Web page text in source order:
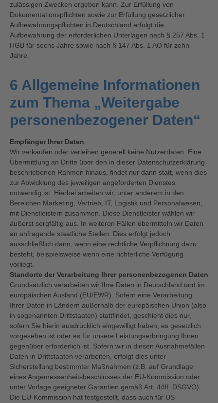
zulässigen Zwecken ergeben kann. Zur Erfüllung von
Dokumentationspflichten sowie zur Erfüllung gesetzlicher
Aufbewahrungspflichten in Deutschland erfolgt die
Aufbewahrung der erforderlichen Unterlagen nach § 257 Abs. 1
HGB für sechs Jahre sowie nach § 147 Abs. 1 AO für zehn
Jahre.
6 Allgemeine Informationen
zum Thema „Weitergabe
personenbezogener Daten“
Empfänger Ihrer Daten
Wir verkaufen oder verleihen generell keine Nutzerdaten. Eine
Übermittlung an Dritte über den in dieser Datenschutzerklärung
beschriebenen Rahmen hinaus, findet nur dann statt, wenn dies
zur Abwicklung des jeweiligen angeforderten Dienstes
notwendig ist. Hierbei arbeiten wir, unter anderem in den
Bereichen Marketing, Vertrieb, IT, Logistik und Personalwesen,
mit Dienstleistern zusammen. Diese Dienstleister wählen wir
äußerst sorgfältig aus. In weiteren Fällen übermitteln wir Daten
an anfragende staatliche Stellen. Dies erfolgt jedoch
ausschließlich dann, wenn eine rechtliche Verpflichtung dazu
besteht, beispielsweise wenn eine richterliche Verfügung
vorliegt.
Standorte der Verarbeitung Ihrer personenbezogenen Daten
Grundsätzlich verarbeiten wir Ihre Daten in Deutschland und im
europäischen Ausland (EU/EWR). Sofern eine Verarbeitung
Ihrer Daten in Ländern außerhalb der europäischen Union (also
in sogenannten Drittstaaten) stattfindet, geschieht dies nur,
sofern Sie hierin ausdrücklich eingewilligt haben, es gesetzlich
vorgesehen ist oder es für unsere Leistungserbringung Ihnen
gegenüber erforderlich ist. Sofern wir in diesen Ausnahmefällen
Daten in Drittstaaten verarbeiten, erfolgt dies unter
Sicherstellung bestimmter Maßnahmen (z.B. auf Grundlage
eines Angemessenheitsbeschlusses der EU-Kommission oder
unter Vorlage geeigneter Garantien gemäß Art. 44ff. DSGVO).
Die EU-Kommission hat festgestellt, dass auch für US-